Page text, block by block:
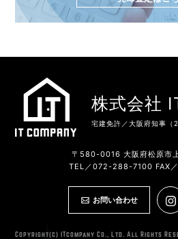
株式会社
宅建免許／大阪府知事（
〒580-0016 大阪府松原市
TEL／072-288-7100 FAX
お問い合わせ
Copyright(c) ITcompany Co., Ltd. All Rights